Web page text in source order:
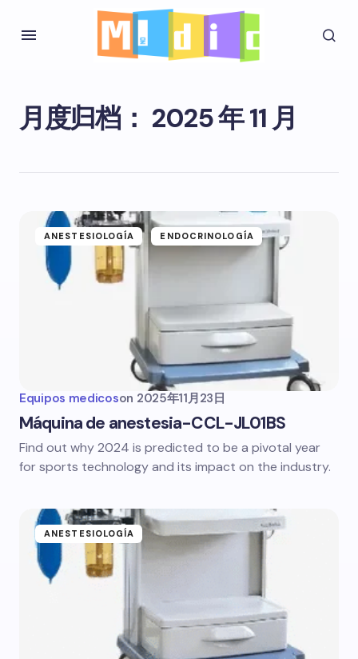
月度归档： 2025 年 11 月
ANESTESIOLOGÍA ENDOCRINOLOGÍA
Equipos medicoson 2025年11月23日
Máquina de anestesia-CCL-JL01BS
Find out why 2024 is predicted to be a pivotal year
for sports technology and its impact on the industry.
ANESTESIOLOGÍA